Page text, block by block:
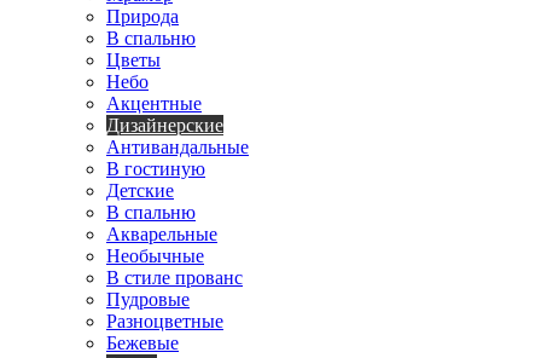
Природа
В спальню
Цветы
Небо
Акцентные
Дизайнерские
Антивандальные
В гостиную
Детские
В спальню
Акварельные
Необычные
В стиле прованс
Пудровые
Разноцветные
Бежевые